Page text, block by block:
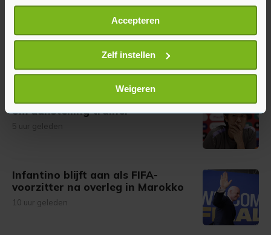
Als u het toestaat, willen we ook graag:
Informatie verzamelen over uw geografische
locatie, die tot een paar meter nauwkeurig kan zijn
Uw apparaat identificeren door het actief te
scannen op specifieke eigenschappen (fingerprinting)
Lees meer over hoe uw persoonlijke gegevens worden
verwerkt en stel uw voorkeuren in het
U kunt uw toestemming op elk moment wijzigen of
intrekken in de Cookieverklaring.
bezoek makkelijker en persoonlijker. Op
onze cookiepagina kun je ons cookiebeleid bekijken en je
gemaakte keuze altijd wijzigen of intrekken.
Accepteren
Zelf instellen
Weigeren
Messi maakt eerste doelpunten
voor Inter Miami sinds WK
om aanstelling trainer
5 uur geleden
Infantino blijft aan als FIFA-
voorzitter na overleg in Marokko
10 uur geleden